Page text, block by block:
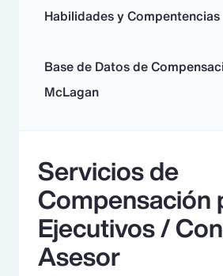
Habilidades y Compentencias
Base de Datos de
McLagan
Servicios de
Compensación
Ejecutivos /
Asesor